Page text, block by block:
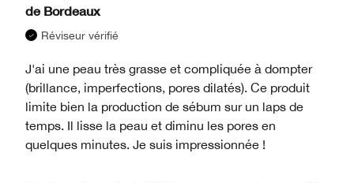
de Bordeaux
Réviseur vérifié
J'ai une peau très grasse et compliquée à dompter
(brillance, imperfections, pores dilatés). Ce produit
limite bien la production de sébum sur un laps de
temps. Il lisse la peau et diminu les pores en
quelques minutes. Je suis impressionnée !